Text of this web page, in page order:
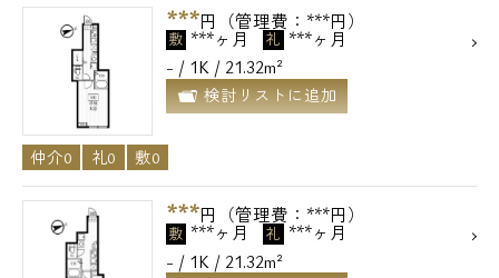
***円（管理費：***円）
敷 ***ヶ月 礼 ***ヶ月
- / 1K / 21.32m²
検討リストに追加
仲介0 礼0 敷0
***円（管理費：***円）
敷 ***ヶ月 礼 ***ヶ月
- / 1K / 21.32m²